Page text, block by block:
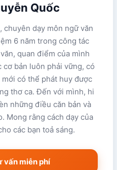
Quốc
chuyên dạy môn ngữ văn
6 năm trong công tác
quan điểm của mình
bản luôn phải vững, có
có thể phát huy được
thơ ca. Đến với mình, hi
những điều căn bản và
Mong rằng cách dạy của
các bạn toả sáng.
vấn miễn phí